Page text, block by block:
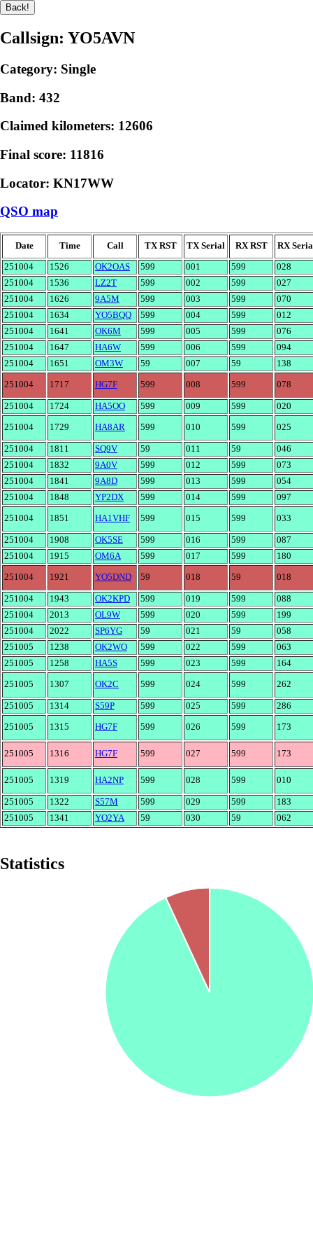
Callsign: YO5AVN
Category: Single
Band: 432
Claimed kilometers: 12606
Final score: 11816
Locator: KN17WW
QSO map
Date Time Call TX RST TX Serial RX RST RX
251004 1526 OK2OAS 599 001 599
028
251004
1536 LZ2T 599 002 599
027
251004
1626 9A5M 599 003 599
070
251004
1634 YO5BQQ 599 004 599
012
251004
1641 OK6M 599 005 599
076
251004
1647 HA6W 599 006 599
094
251004
1651 OM3W 59 007 59 138
251004 1717 HG7F 599 008 599 078
251004 1724 HA5OO 599 009 599 020
251004 1729 HA8AR 599 010 599 025
251004 1811 SQ9V 59 011 59
046
251004
1832 9A0V 599 012 599
073
251004
1841 9A8D 599 013 599
054
251004
1848 YP2DX 599 014 599 097
251004 1851 HA1VHF 599 015 599 033
251004 1908 OK5SE 599 016 599
087
251004
1915 OM6A 599 017 599 180
251004 1921 YO5DND 59 018 59 018
251004 1943 OK2KPD 599 019 599
088
251004
2013 OL9W 599 020 599
199
251004
2022 SP6YG 59 021 59
058
251005
1238 OK2WO 599 022 599
063
251005
1258 HA5S 599 023 599 164
251005 1307 OK2C 599 024 599 262
251005 1314 S59P 599 025 599 286
251005 1315 HG7F 599 026 599 173
251005 1316 HG7F 599 027 599 173
251005 1319 HA2NP 599 028 599 010
251005 1322 S57M 599 029 599
183
251005
1341 YO2YA 59 030 59 062
Statistics